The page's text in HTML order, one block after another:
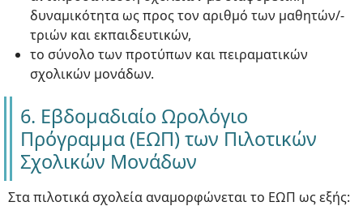
δυναμικότητα ως προς τον αριθμό των μαθητών/-
τριών και εκπαιδευτικών,
το σύνολο των προτύπων και πειραματικών
σχολικών μονάδων.
6. Εβδομαδιαίο Ωρολόγιο
Πρόγραμμα (ΕΩΠ) των Πιλοτικών
Σχολικών Μονάδων
Στα πιλοτικά σχολεία αναμορφώνεται το ΕΩΠ ως εξής: